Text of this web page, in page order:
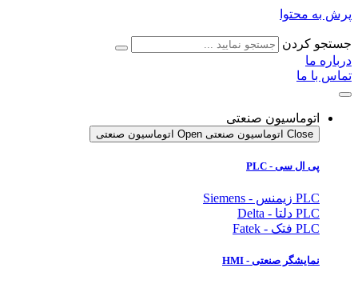
پرش به محتوا
جستجو کردن
درباره ما
تماس با ما
اتوماسیون صنعتی
Close اتوماسیون صنعتی Open اتوماسیون صنعتی
پی ال سی - PLC
PLC زیمنس - Siemens
PLC دلتا - Delta
PLC فتک - Fatek
نمایشگر صنعتی - HMI